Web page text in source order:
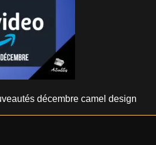
décembre camel design